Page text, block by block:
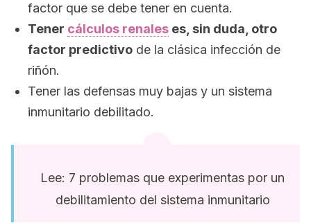
factor que se debe tener en cuenta.
Tener cálculos renales es, sin duda, otro
factor predictivo de la clásica infección de
riñón.
Tener las defensas muy bajas y un sistema
inmunitario debilitado.
Lee: 7 problemas que experimentas por un
debilitamiento del sistema inmunitario